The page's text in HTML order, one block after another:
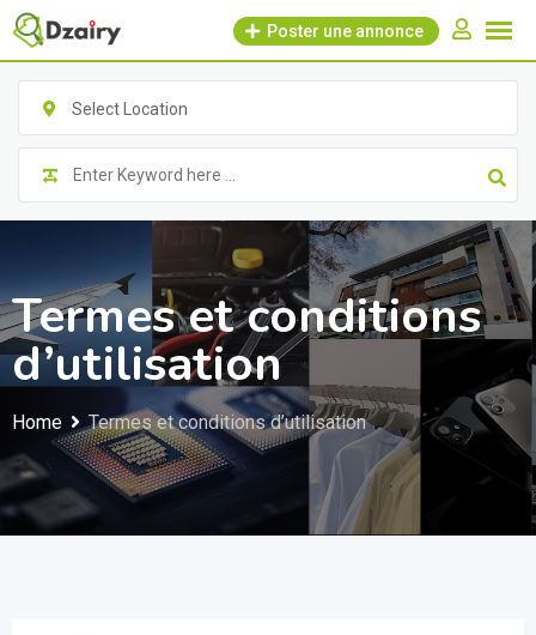
Skip
content
Poster une annonce
Select Location
Termes et conditions
d’utilisation
Home Termes et conditions d’utilisation